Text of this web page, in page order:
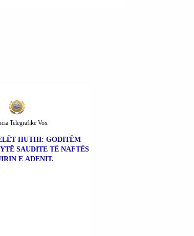
PËR
HUTHI: GODITËM
SAUDITE TË NAFTËS
E ADENIT.
Telegrafike Vox